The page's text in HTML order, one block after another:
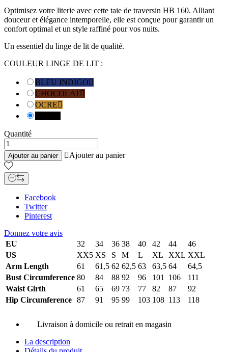
Optimisez votre literie avec cette taie de traversin HB 160. Alliant
douceur et élégance intemporelle, elle est conçue pour garantir un
confort optimal et un style raffiné pour vos nuits.
Un essentiel du linge de lit de qualité.
COULEUR LINGE DE LIT :
BLEU INDIGO
CHOCOLAT
OCRE
Quantité
Ajouter au panier Ajouter au panier
Facebook
Twitter
Pinterest
Donnez votre avis
EU
32 34 36 38 40 42 44
46
US
XX5 XS S M L XL XXL XXL
Arm Length
61 61,5 62 62,5 63 63,5 64
64,5
Bust Circumference 80 84 88 92 96 101 106
111
Waist Girth
61 65 69 73 77 82 87
92
Hip Circumference 87 91 95 99 103 108 113 118
Livraison à domicile ou retrait en magasin
La description